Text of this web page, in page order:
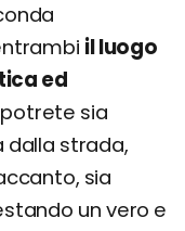
il luogo
ed
potrete sia
dalla strada,
sia
un vero e